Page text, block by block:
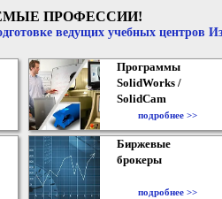
ПРОФЕССИИ!
ведущих учебных центров
Программы
SolidWorks /
SolidCam
подробнее >>
Биржевые
брокеры
подробнее >>